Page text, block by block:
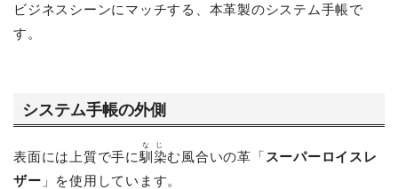
ビジネスシーンにマッチする、本革製のシステム手帳で
す。
システム手帳の外側
表面には上質で手に馴染
なじ
む風合いの革「 スーパーロイスレ
ザー 」を使用しています。